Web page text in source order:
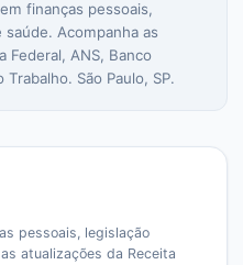
finanças pessoais,
Acompanha as
Federal, ANS, Banco
São Paulo, SP.
pessoais, legislação
atualizações da Receita